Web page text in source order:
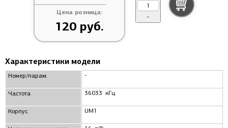
Цена розница:
120 руб.
-
Характеристики модели
Номер/парам.
Частота
Корпус
-
36033 кГц
UM1